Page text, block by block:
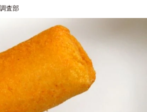
査部